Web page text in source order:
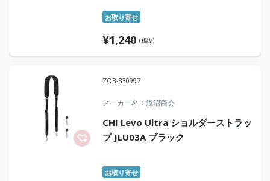
お取り寄せ
¥1,240 (税抜)
ZQB-830997
メーカー名 浅沼商会
CHI Levo Ultra ショルダーストラッ
プ JLU03A ブラック
お取り寄せ